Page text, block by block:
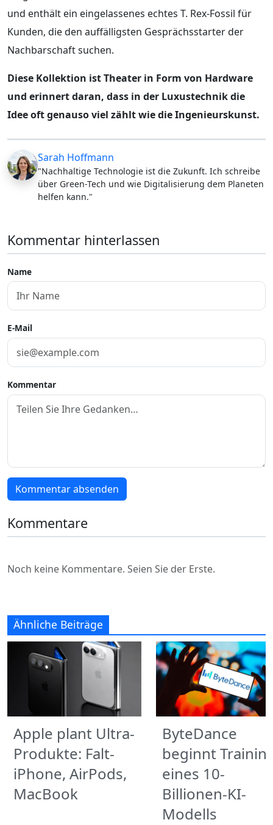
und enthält ein eingelassenes echtes T. Rex-Fossil für
Kunden, die den auffälligsten Gesprächsstarter der
Nachbarschaft suchen.
Diese Kollektion ist Theater in Form von Hardware
und erinnert daran, dass in der Luxustechnik die
Idee oft genauso viel zählt wie die Ingenieurskunst.
Sarah Hoffmann
"Nachhaltige Technologie ist die Zukunft. Ich schreibe
über Green-Tech und wie Digitalisierung dem Planeten
helfen kann."
Kommentar hinterlassen
Name
E-Mail
Kommentar
Kommentar absenden
Kommentare
Noch keine Kommentare. Seien Sie der Erste.
Ähnliche Beiträge
Apple plant Ultra-
Produkte: Falt-
iPhone, AirPods,
MacBook
ByteDance
beginnt
eines 10-
Billionen-KI-
Modells